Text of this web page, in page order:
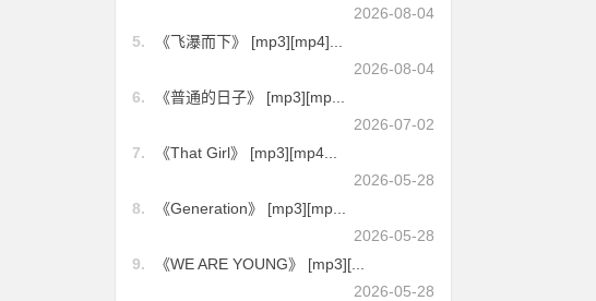
2026-08-04
5.
《飞瀑而下》 [mp3][mp4]...
2026-08-04
6.
《普通的日子》 [mp3][mp...
2026-07-02
7.
《That Girl》 [mp3][mp4...
2026-05-28
8.
《Generation》 [mp3][mp...
2026-05-28
9.
《WE ARE YOUNG》 [mp3][...
2026-05-28